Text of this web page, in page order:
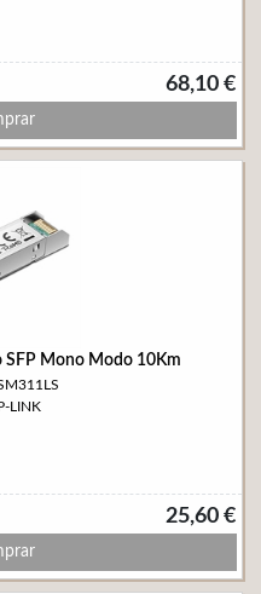
68,10 €
SFP Mono Modo 10Km
LINK
25,60 €